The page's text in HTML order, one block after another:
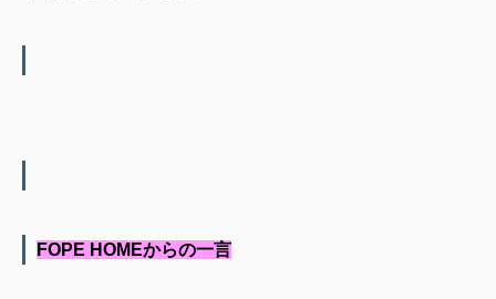
FOPE HOMEからの一言